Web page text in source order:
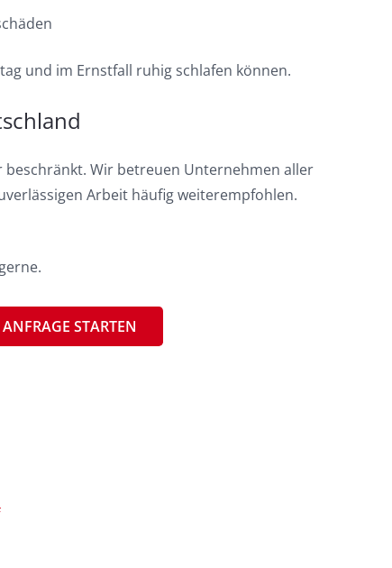
und im Ernstfall ruhig schlafen können.
beschränkt. Wir betreuen Unternehmen aller
Arbeit häufig weiterempfohlen.
ANFRAGE STARTEN